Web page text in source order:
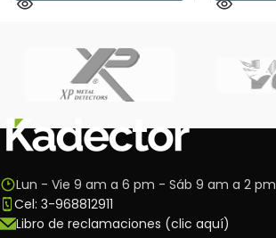
Lun - Vie 9 am a 6 pm - Sáb 9 am a 2 pm
Cel: 3-968812911
Libro de reclamaciones (clic aquí)